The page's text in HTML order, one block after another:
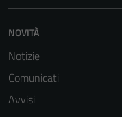
NOVITÀ
Notizie
Comunicati
Avvisi